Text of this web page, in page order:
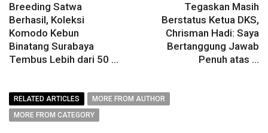
Breeding Satwa
Berhasil, Koleksi
Komodo Kebun
Binatang Surabaya
Tembus Lebih dari 50 ...
Tegaskan Masih
Berstatus Ketua DKS,
Chrisman Hadi: Saya
Bertanggung Jawab
Penuh atas ...
RELATED ARTICLES
MORE FROM AUTHOR
MORE FROM CATEGORY